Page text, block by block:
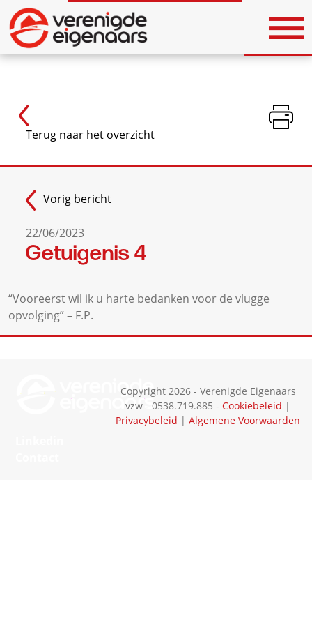
Vorig bericht
22/06/2023
Getuigenis 4
“Vooreerst wil ik u harte bedanken voor de vlugge
opvolging”– F.P.
Copyright 2026 - Verenigde Eigenaars
vzw - 0538.719.885 -Cookiebeleid |
Privacybeleid |Algemene Voorwaarden